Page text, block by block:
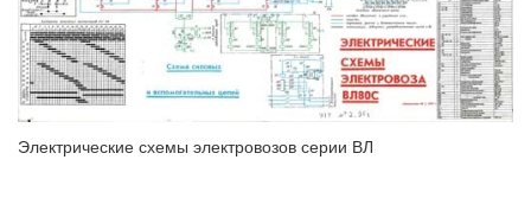
Электрические схемы электровозов серии ВЛ